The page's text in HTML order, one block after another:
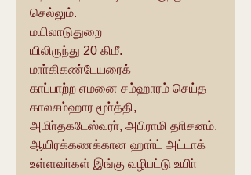
செல்லும்.
மயிலாடுதுறை
யிலிருந்து 20 கிமீ.
மாா்கிகண்டேயரைக்
காப்பாற்ற எமனை சம்ஹாரம் செய்த
காலசம்ஹார மூா்த்தி,
அமிா்தகடேஸ்வரா், அபிராமி தாிசனம்.
ஆயிரக்கணக்கான ஹாா்ட் அட்டாக்
உள்ளவா்கள் இங்கு வழிபட்டு உயிா்